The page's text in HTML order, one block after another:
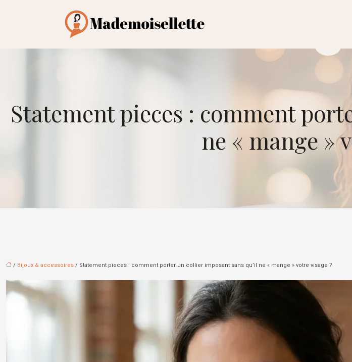
Statement pieces : comment
ne « mange »
/ Bijoux & accessoires / Statement pieces : comment porter un collier imposant sans qu’il ne « mange » votre visage ?